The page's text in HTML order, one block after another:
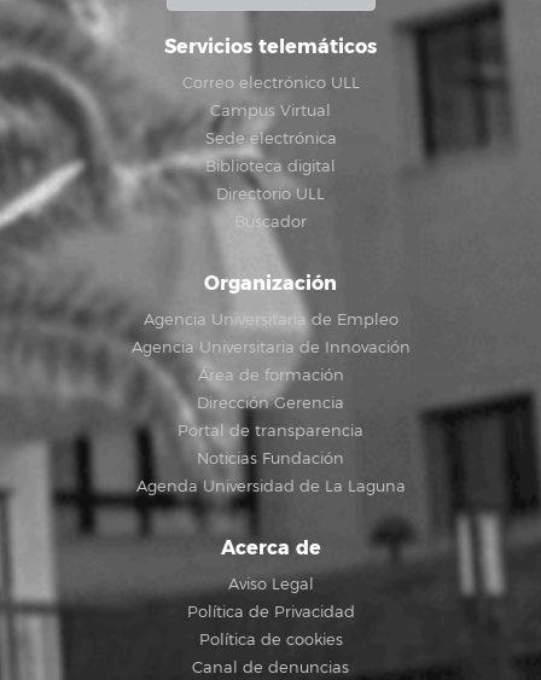
Servicios telemáticos
Correo electrónico ULL
Campus Virtual
Sede electrónica
Biblioteca digital
Directorio ULL
Buscador
Organización
Agencia Universitaria de Empleo
Agencia Universitaria de Innovación
Área de formación
Dirección Gerencia
Portal de transparencia
Noticias Fundación
Agenda Universidad de La Laguna
Acerca de
Aviso Legal
Política de Privacidad
Política de cookies
Canal de denuncias